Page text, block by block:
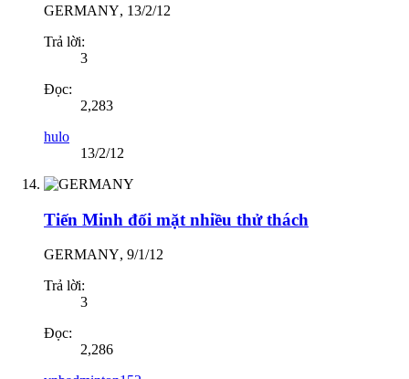
GERMANY, 13/2/12
Trả lời:
3
Đọc:
2,283
hulo
13/2/12
Tiến Minh đối mặt nhiều thử thách
GERMANY, 9/1/12
Trả lời:
3
Đọc:
2,286